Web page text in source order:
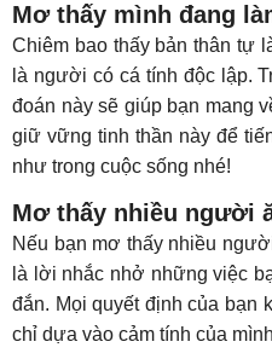
Mơ thấy mình đang
Chiêm bao thấy bản thân tự
là người có cá tính độc lập.
đoán này sẽ giúp bạn mang
giữ vững tinh thần này để
như trong cuộc sống nhé!
Mơ thấy nhiều người
Nếu bạn mơ thấy nhiều
là lời nhắc nhở những việc
đắn. Mọi quyết định của bạn
chỉ dựa vào cảm tính của